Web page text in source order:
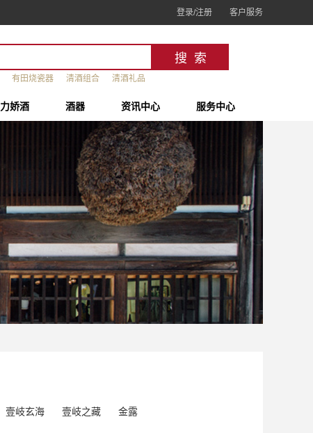
登录/注册 客户服务
有田烧瓷器 清酒组合 清酒礼品
力娇酒 酒器 资讯中心 服务中心
壹岐玄海 壹岐之藏 金露